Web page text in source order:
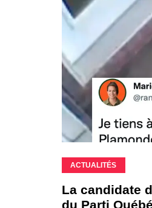
ACTUALITÉS
La candidate
du Parti